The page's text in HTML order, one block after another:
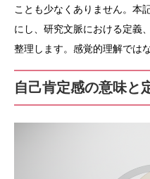
ことも少なくありません。本
にし、研究文脈における定義
整理します。感覚的理解では
自己肯定感の意味と